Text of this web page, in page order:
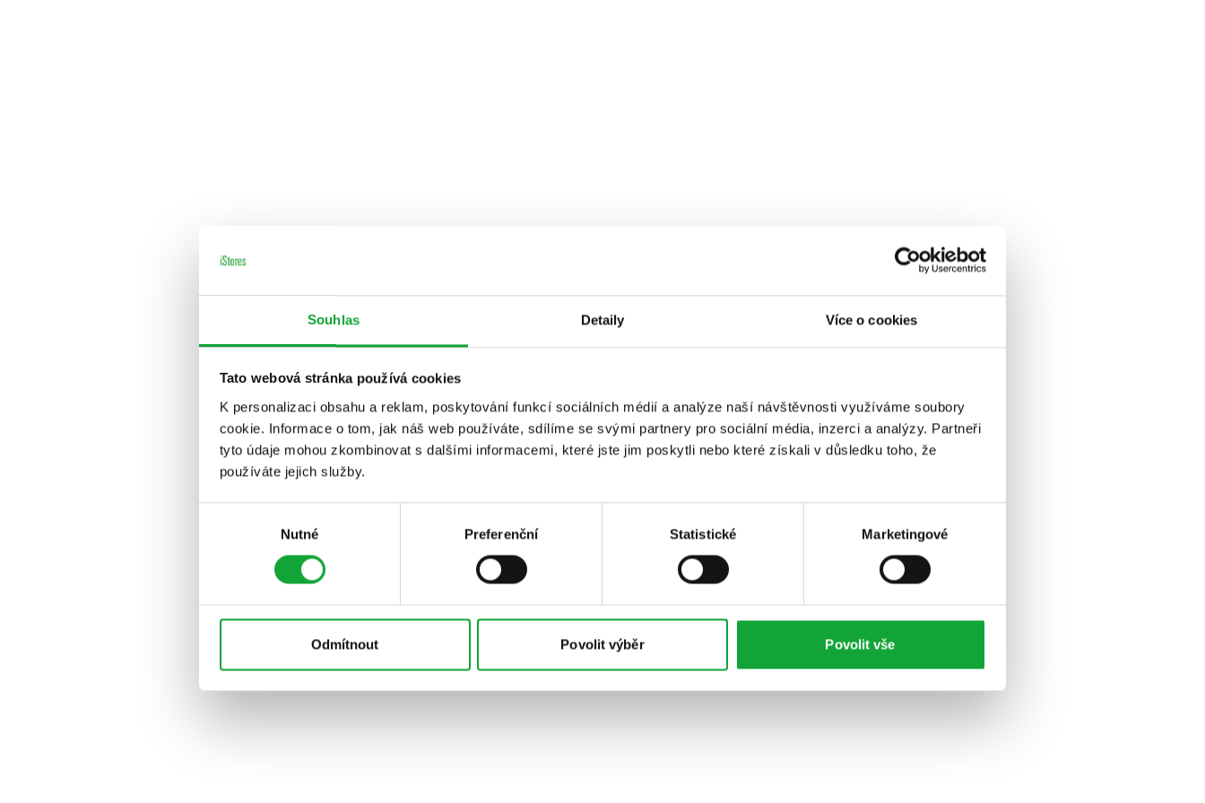
Souhlas Detaily Více o cookies
Tato webová stránka používá cookies
K personalizaci obsahu a reklam, poskytování funkcí sociálních médií a analýze naší návštěvnosti využíváme soubory
cookie. Informace o tom, jak náš web používáte, sdílíme se svými partnery pro sociální média, inzerci a analýzy. Partneři
tyto údaje mohou zkombinovat s dalšími informacemi, které jste jim poskytli nebo které získali v důsledku toho, že
používáte jejich služby.
Nutné Preferenční Statistické Marketingové
Odmítnout Povolit výběr Povolit vše